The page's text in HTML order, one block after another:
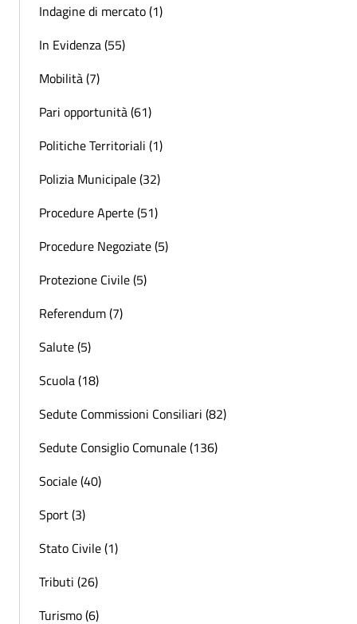
Indagine di mercato (1)
In Evidenza (55)
Mobilità (7)
Pari opportunità (61)
Politiche Territoriali (1)
Polizia Municipale (32)
Procedure Aperte (51)
Procedure Negoziate (5)
Protezione Civile (5)
Referendum (7)
Salute (5)
Scuola (18)
Sedute Commissioni Consiliari (82)
Sedute Consiglio Comunale (136)
Sociale (40)
Sport (3)
Stato Civile (1)
Tributi (26)
Turismo (6)